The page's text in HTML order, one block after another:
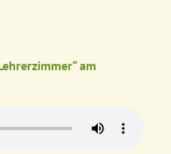
am